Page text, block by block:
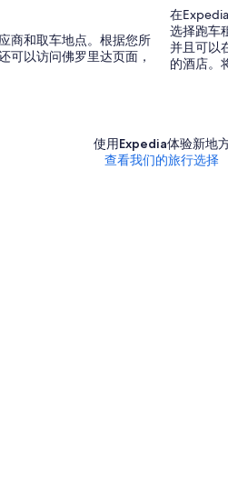
商和取车地点。根据您所
可以访问佛罗里达页面，
在
选择跑车
并且可以
的酒店。
使用Expedia体验新地
查看我们的旅行选择